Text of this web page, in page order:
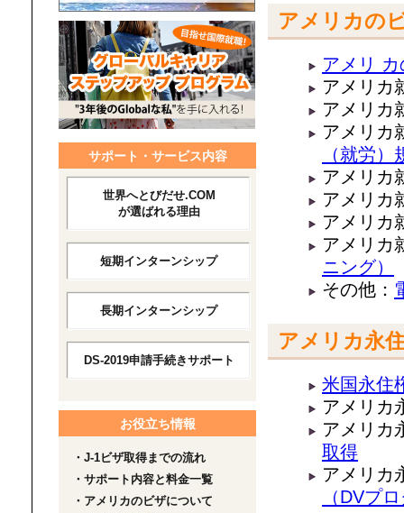
アメリカの
アメリ
アメリカ
アメリカ
アメリカ
（就労）
アメリカ
アメリカ
アメリカ
アメリカ
ニング）
その他：
アメリカ永
米国永住
アメリカ
アメリカ
取得
アメリカ
（DVプ
サポート・サービス内容
世界へとびだせ.COM
が選ばれる理由
短期インターンシップ
長期インターンシップ
DS-2019申請手続きサポート
お役立ち情報
・J-1ビザ取得までの流れ
・サポート内容と料金一覧
・アメリカのビザについて